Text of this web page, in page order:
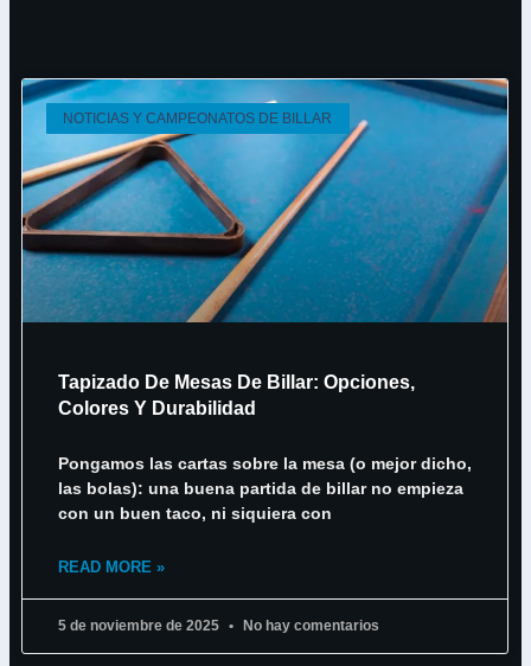
NOTICIAS Y CAMPEONATOS DE BILLAR
Tapizado De Mesas De Billar: Opciones,
Colores Y Durabilidad
Pongamos las cartas sobre la mesa (o mejor dicho,
las bolas): una buena partida de billar no empieza
con un buen taco, ni siquiera con
READ MORE »
5 de noviembre de 2025 No hay comentarios